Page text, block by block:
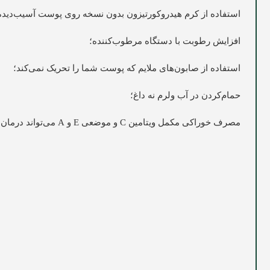
استفاده از کرم هیدروکورتیزون بدون نسخه روی پوست
افزایش رطوبت با دستگاه مرطوب‌کننده؛
استفاده از صابون‌های ملایم که پوست شما را تحریک نمی‌کند؛
حمام‌کردن در آب ولرم نه داغ؛
مصرف خوراکی مکمل ویتامین C و موضعی E و A می‌تواند درمان پوسته شدن کف پا را سرعت بخشد.